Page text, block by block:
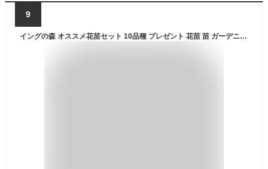
9
イングの森 オススメ花苗セット 10品種 プレゼント 花苗 苗 ガーデニング＊全国送料無料・他品同梱可